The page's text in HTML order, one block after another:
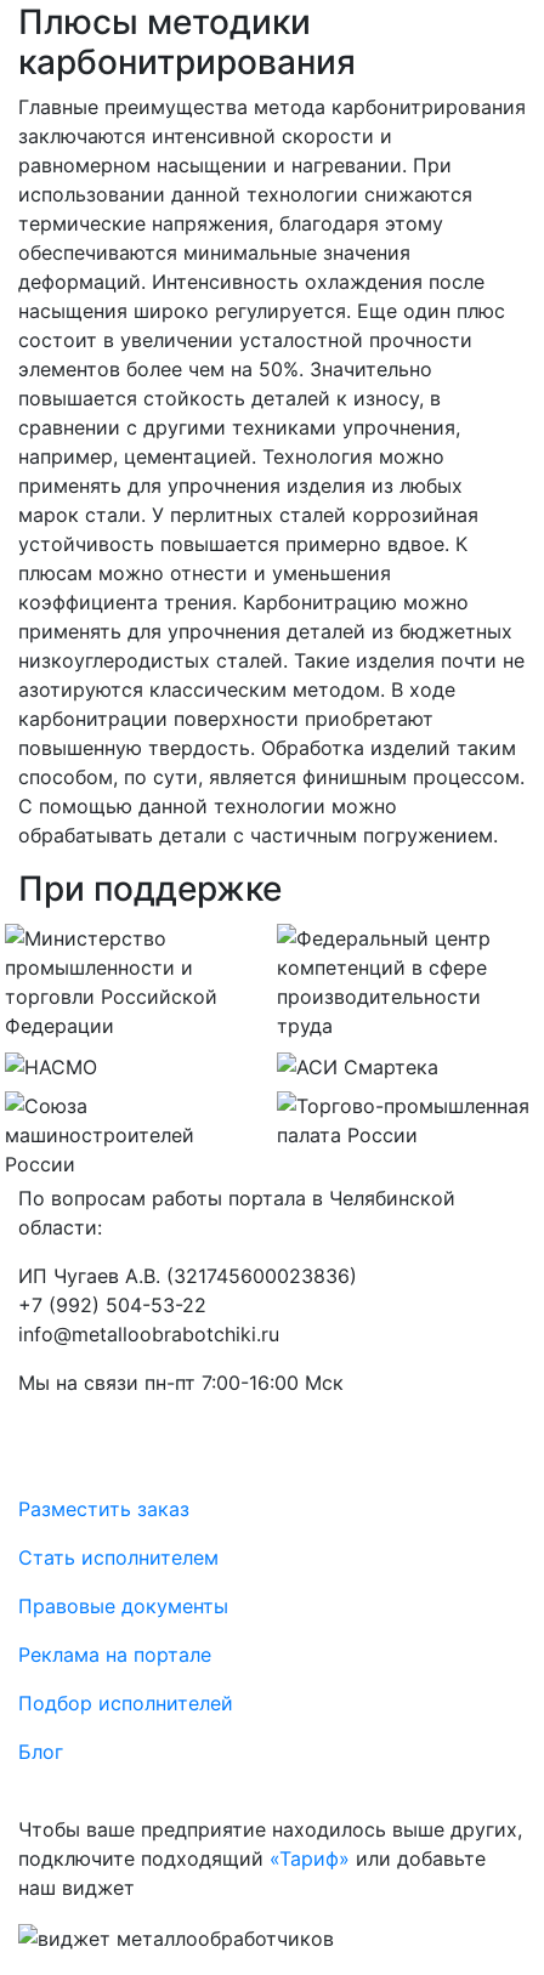
Плюсы методики
карбонитрирования
Главные преимущества метода карбонитрирования
заключаются интенсивной скорости и
равномерном насыщении и нагревании. При
использовании данной технологии снижаются
термические напряжения, благодаря этому
обеспечиваются минимальные значения
деформаций. Интенсивность охлаждения после
насыщения широко регулируется. Еще один плюс
состоит в увеличении усталостной прочности
элементов более чем на 50%. Значительно
повышается стойкость деталей к износу, в
сравнении с другими техниками упрочнения,
например, цементацией. Технология можно
применять для упрочнения изделия из любых
марок стали. У перлитных сталей коррозийная
устойчивость повышается примерно вдвое. К
плюсам можно отнести и уменьшения
коэффициента трения. Карбонитрацию можно
применять для упрочнения деталей из бюджетных
низкоуглеродистых сталей. Такие изделия почти не
азотируются классическим методом. В ходе
карбонитрации поверхности приобретают
повышенную твердость. Обработка изделий таким
способом, по сути, является финишным процессом.
С помощью данной технологии можно
обрабатывать детали с частичным погружением.
При поддержке
По вопросам работы портала в Челябинской
области:
ИП Чугаев А.В. (321745600023836)
+7 (992) 504-53-22
info@metalloobrabotchiki.ru
Мы на связи пн-пт 7:00-16:00 Мск
Разместить заказ
Стать исполнителем
Правовые документы
Реклама на портале
Подбор исполнителей
Блог
Чтобы ваше предприятие находилось выше других,
подключите подходящий «Тариф» или добавьте
наш виджет